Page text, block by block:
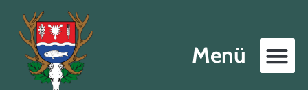
Menü